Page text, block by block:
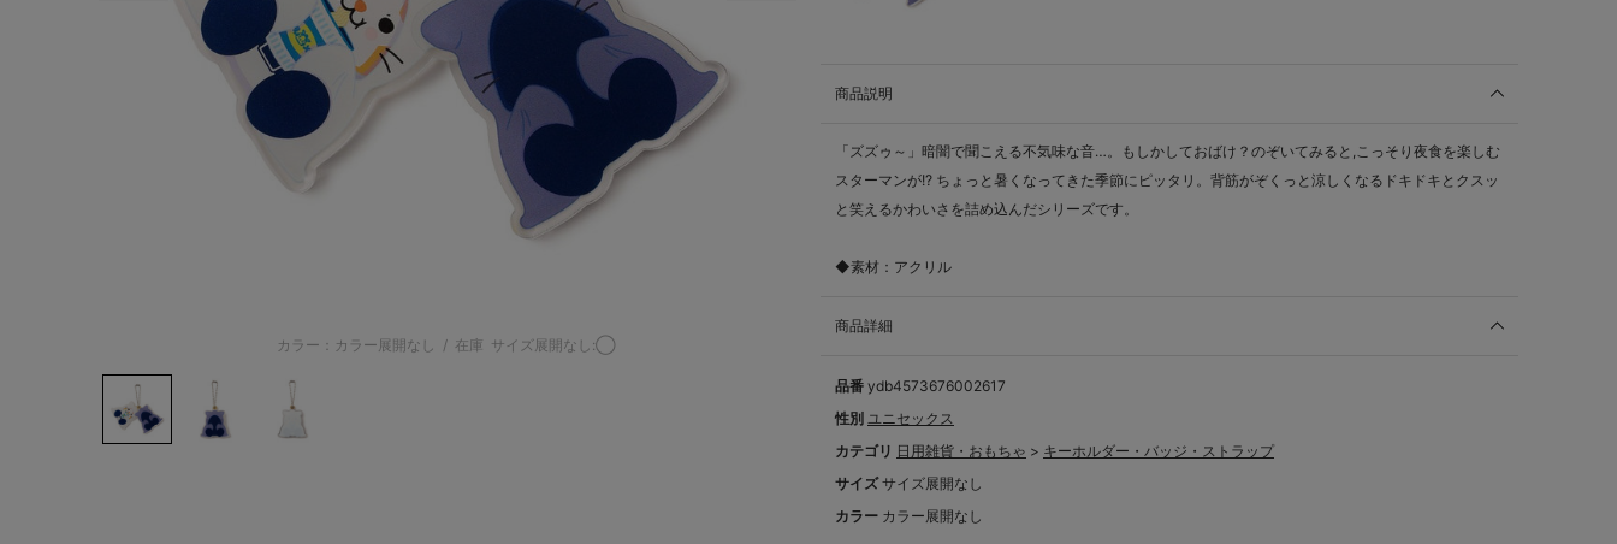
カラー：カラー展開なし / 在庫 サイズ展開なし:◯
商品説明
「ズズゥ～」暗闇で聞こえる不気味な音…。もしかしておばけ？のぞいてみると,こっそり夜食を楽しむ
スターマンが!? ちょっと暑くなってきた季節にピッタリ。背筋がぞくっと涼しくなるドキドキとクスッ
と笑えるかわいさを詰め込んだシリーズです。
◆素材：アクリル
商品詳細
品番 ydb4573676002617
性別 ユニセックス
カテゴリ 日用雑貨・おもちゃ > キーホルダー・バッジ・ストラップ
サイズ サイズ展開なし
カラー カラー展開なし